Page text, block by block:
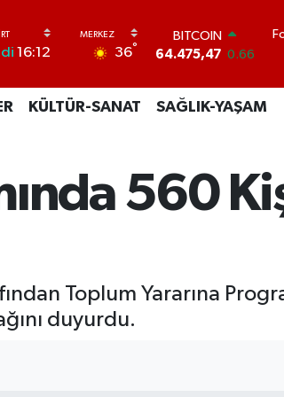
16:12 36°
DOLAR
47,5986 0.06
55,0700 0.1
STERLİN
BİST100
13.703
KÜLTÜR-SANAT SAĞLIK-YAŞAM
560
Toplum Yararına
duyurdu.